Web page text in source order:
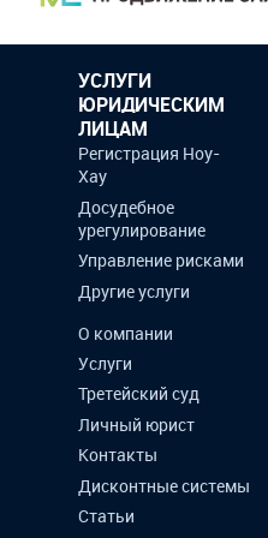
УСЛУГИ
ЮРИДИЧЕСКИМ
ЛИЦАМ
Регистрация Ноу-
Хау
Досудебное
урегулирование
Управление рисками
Другие услуги
О компании
Услуги
Третейский суд
Личный юрист
Контакты
Дисконтные системы
Статьи